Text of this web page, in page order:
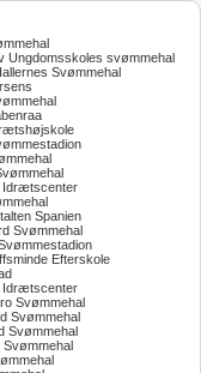
Ungdomsskoles svømmehal
Svømmehal
Idrætscenter
Spanien
Svømmehal
Efterskole
Idrætscenter
Svømmehal
Svømmehal
Svømmehal
Svømmehal